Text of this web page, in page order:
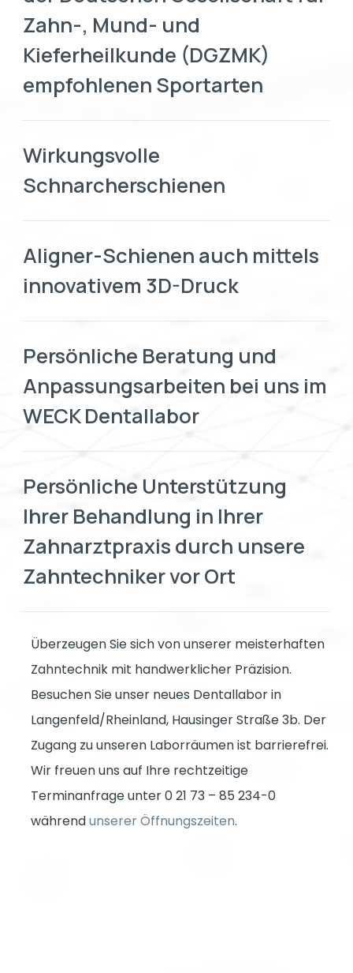
Zahn-, Mund- und
Kieferheilkunde (DGZMK)
empfohlenen Sportarten
Wirkungsvolle
Schnarcherschienen
Aligner-Schienen auch mittels
innovativem 3D-Druck
Persönliche Beratung und
Anpassungsarbeiten bei uns im
WECK Dentallabor
Persönliche Unterstützung
Ihrer Behandlung in Ihrer
Zahnarztpraxis durch unsere
Zahntechniker vor Ort
Überzeugen Sie sich von unserer meisterhaften
Zahntechnik mit handwerklicher Präzision.
Besuchen Sie unser neues Dentallabor in
Langenfeld/Rheinland, Hausinger Straße 3b. Der
Zugang zu unseren Laborräumen ist barrierefrei.
Wir freuen uns auf Ihre rechtzeitige
Terminanfrage unter 0 21 73 – 85 234-0
währendunserer Öffnungszeiten.